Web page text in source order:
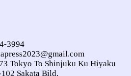
3994
Tokyo To Shinjuku Ku Hiyaku
Sakata Bild.